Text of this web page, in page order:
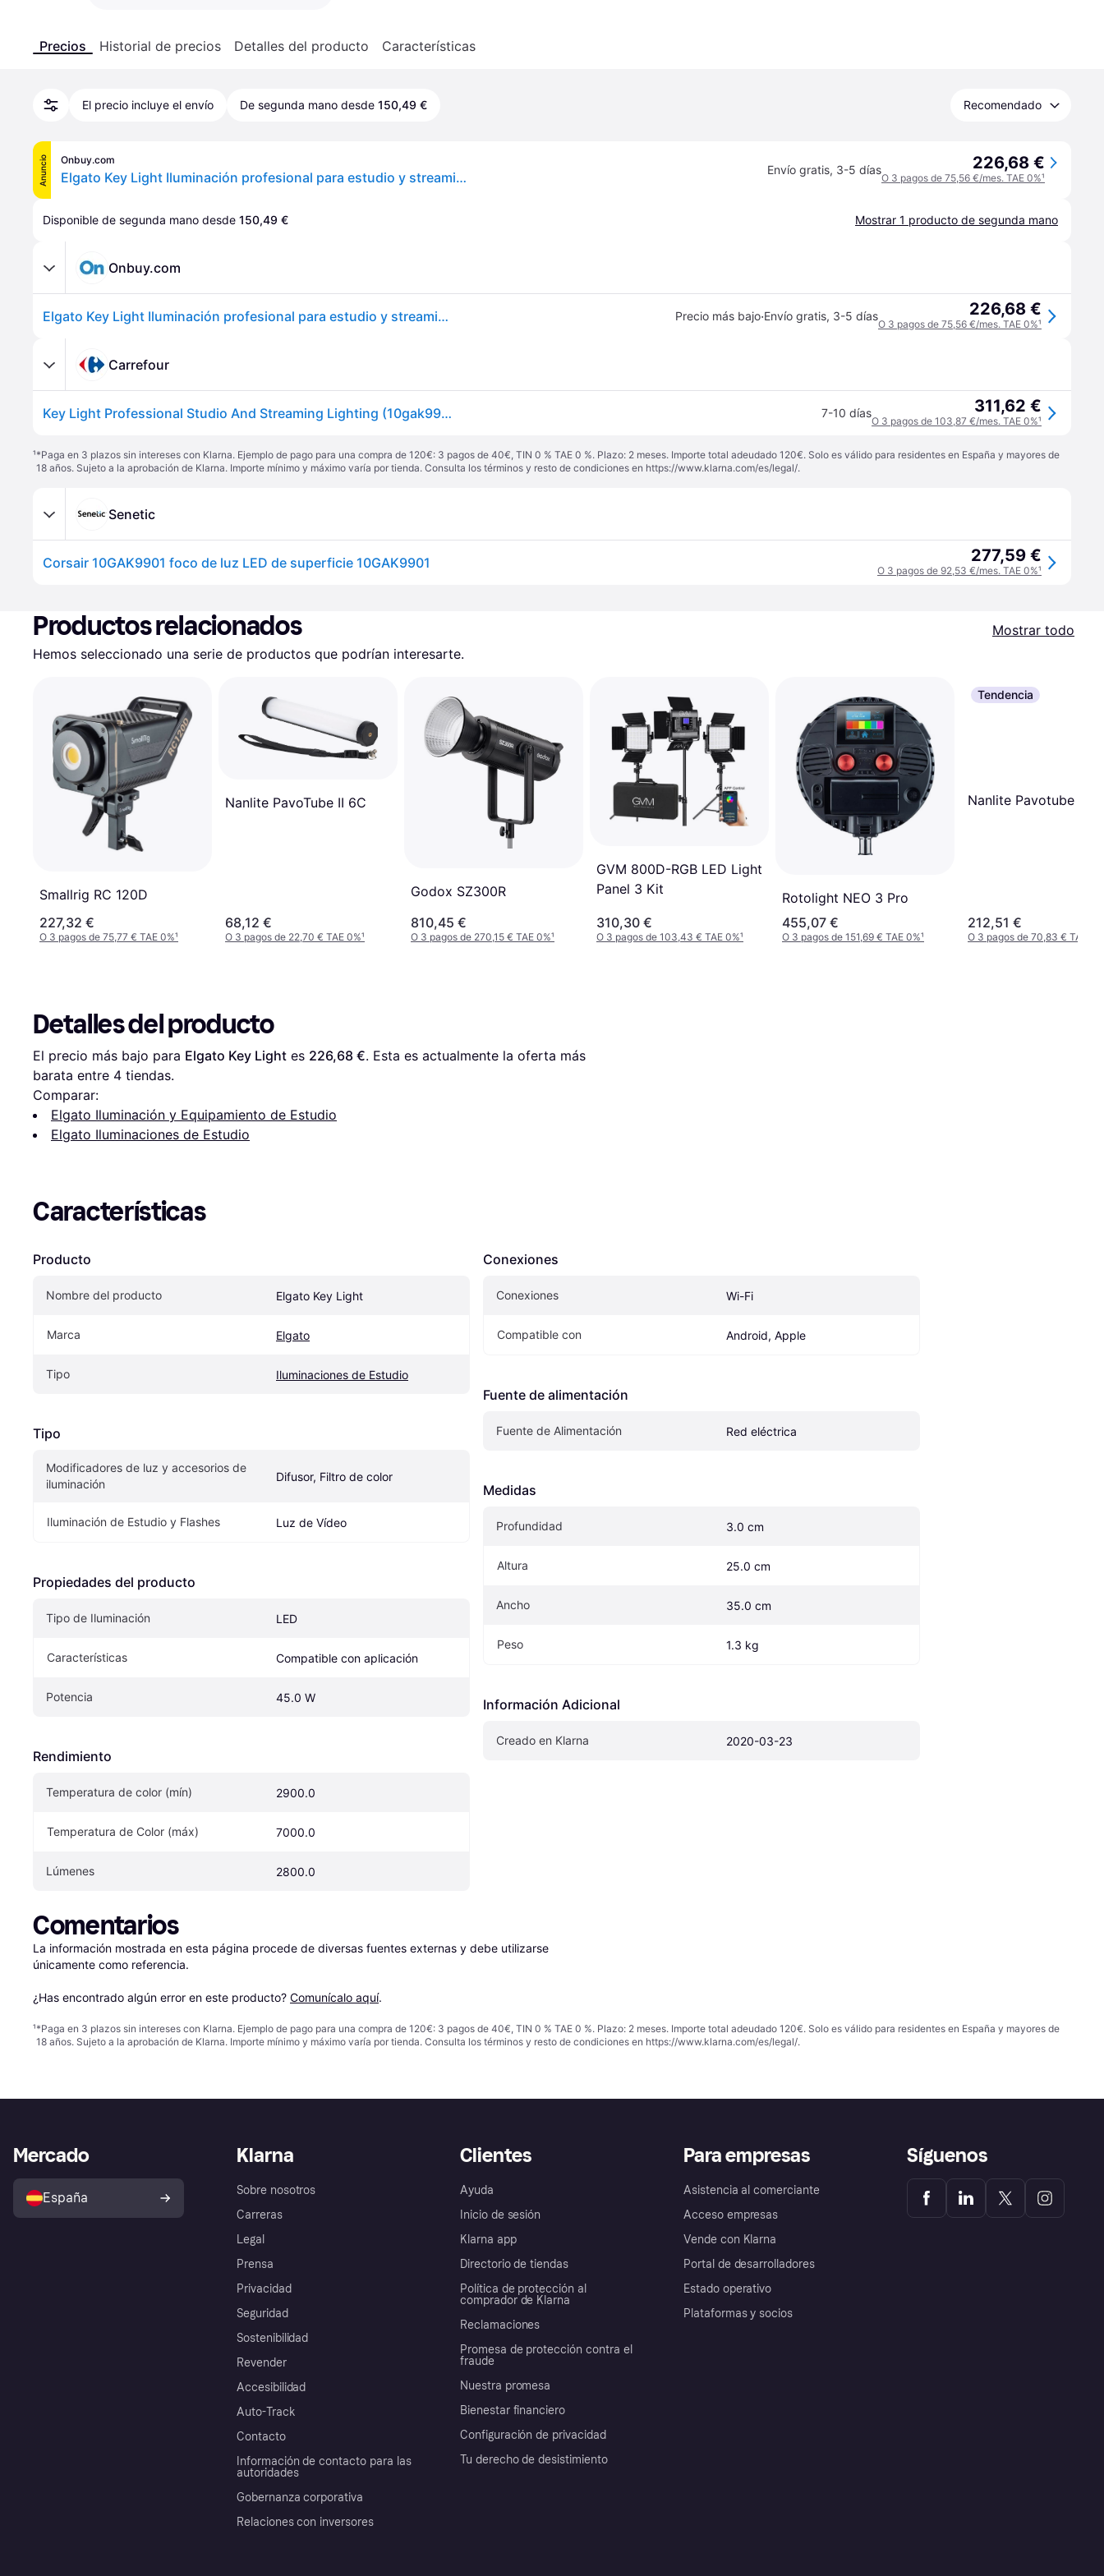
Precios Historial de precios Detalles del producto Características
El precio incluye el envío De segunda mano desde 150,49 € Recomendado
Anuncio Onbuy.com
Elgato Key Light Iluminación profesional para estudio y streaming (10GAK9901) 45 W LED Negro Envío gratis, 3-5 días 226,68 €
O 3 pagos de 75,56 €/mes. TAE 0%¹
Disponible de segunda mano desde 150,49 € Mostrar 1 producto de segunda mano
Onbuy.com
Elgato Key Light Iluminación profesional para estudio y streaming (10GAK9901) 45 W LED Negro Precio más bajo·Envío gratis, 3-5 días 226,68 €
O 3 pagos de 75,56 €/mes. TAE 0%¹
Carrefour
Key Light Professional Studio And Streaming Lighting (10gak9901) 45 W Led Negro 7-10 días 311,62 €
O 3 pagos de 103,87 €/mes. TAE 0%¹
¹*Paga en 3 plazos sin intereses con Klarna. Ejemplo de pago para una compra de 120€: 3 pagos de 40€, TIN 0 % TAE 0 %. Plazo: 2 meses. Importe total adeudado 120€. Solo es válido para residentes en España y mayores de
18 años. Sujeto a la aprobación de Klarna. Importe mínimo y máximo varía por tienda. Consulta los términos y resto de condiciones en https://www.klarna.com/es/legal/.
Senetic
Corsair 10GAK9901 foco de luz LED de superficie 10GAK9901 277,59 €
O 3 pagos de 92,53 €/mes. TAE 0%¹
Productos relacionados
Mostrar todo
Hemos seleccionado una serie de productos que podrían interesarte.
Smallrig RC 120D
227,32 €
O 3 pagos de 75,77 € TAE 0%¹
Nanlite PavoTube II 6C
68,12 €
O 3 pagos de 22,70 € TAE 0%¹
Godox SZ300R
810,45 €
O 3 pagos de 270,15 € TAE 0%¹
GVM 800D-RGB LED Light
Panel 3 Kit
310,30 €
O 3 pagos de 103,43 € TAE 0%¹
Rotolight NEO 3 Pro
455,07 €
O 3 pagos de 151,69 € TAE 0%¹
Tendencia
Nanlite Pavotube II
212,51 €
O 3 pagos de 70,83 € TAE 0%
Detalles del producto
El precio más bajo para Elgato Key Light es 226,68 €. Esta es actualmente la oferta más
barata entre 4 tiendas.
Comparar:
Elgato Iluminación y Equipamiento de Estudio
Elgato Iluminaciones de Estudio
Características
Producto
Nombre del producto Elgato Key Light
Marca Elgato
Tipo Iluminaciones de Estudio
Tipo
Modificadores de luz y accesorios de
iluminación
Difusor, Filtro de color
Iluminación de Estudio y Flashes Luz de Vídeo
Propiedades del producto
Tipo de Iluminación LED
Características Compatible con aplicación
Potencia 45.0 W
Rendimiento
Temperatura de color (mín) 2900.0
Temperatura de Color (máx) 7000.0
Lúmenes 2800.0
Conexiones
Conexiones Wi-Fi
Compatible con Android, Apple
Fuente de alimentación
Fuente de Alimentación Red eléctrica
Medidas
Profundidad 3.0 cm
Altura 25.0 cm
Ancho 35.0 cm
Peso 1.3 kg
Información Adicional
Creado en Klarna 2020-03-23
Comentarios
La información mostrada en esta página procede de diversas fuentes externas y debe utilizarse
únicamente como referencia.
¿Has encontrado algún error en este producto? Comunícalo aquí.
¹*Paga en 3 plazos sin intereses con Klarna. Ejemplo de pago para una compra de 120€: 3 pagos de 40€, TIN 0 % TAE 0 %. Plazo: 2 meses. Importe total adeudado 120€. Solo es válido para residentes en España y mayores de
18 años. Sujeto a la aprobación de Klarna. Importe mínimo y máximo varía por tienda. Consulta los términos y resto de condiciones en https://www.klarna.com/es/legal/.
Klarna
Sobre nosotros
Carreras
Legal
Prensa
Privacidad
Seguridad
Sostenibilidad
Revender
Accesibilidad
Auto-Track
Contacto
Información de contacto para las
autoridades
Gobernanza corporativa
Relaciones con inversores
Clientes
Ayuda
Inicio de sesión
Klarna app
Directorio de tiendas
Política de protección al
comprador de Klarna
Reclamaciones
Promesa de protección contra el
fraude
Nuestra promesa
Bienestar financiero
Configuración de privacidad
Tu derecho de desistimiento
Para empresas
Asistencia al comerciante
Acceso empresas
Vende con Klarna
Portal de desarrolladores
Estado operativo
Plataformas y socios
Mercado
España
Síguenos